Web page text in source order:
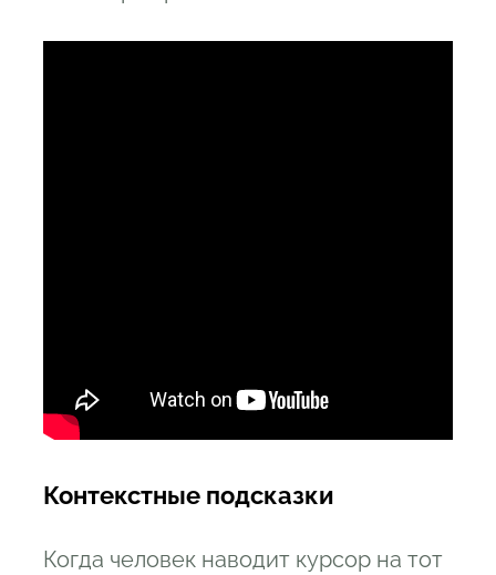
Контекстные подсказки
Когда человек наводит курсор на тот